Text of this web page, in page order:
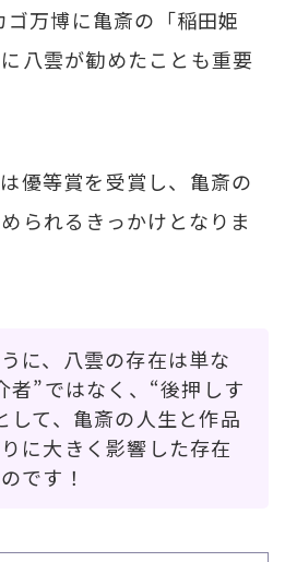
万博に亀斎の「稲田姫
八雲が勧めたことも重要
優等賞を受賞し、亀斎の
られるきっかけとなりま
に、八雲の存在は単な
者”ではなく、“後押しす
して、亀斎の人生と作品
に大きく影響した存在
です！